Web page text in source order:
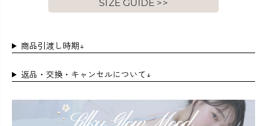
SIZE GUIDE >>
商品引渡し時期↓
返品・交換・キャンセルについて↓